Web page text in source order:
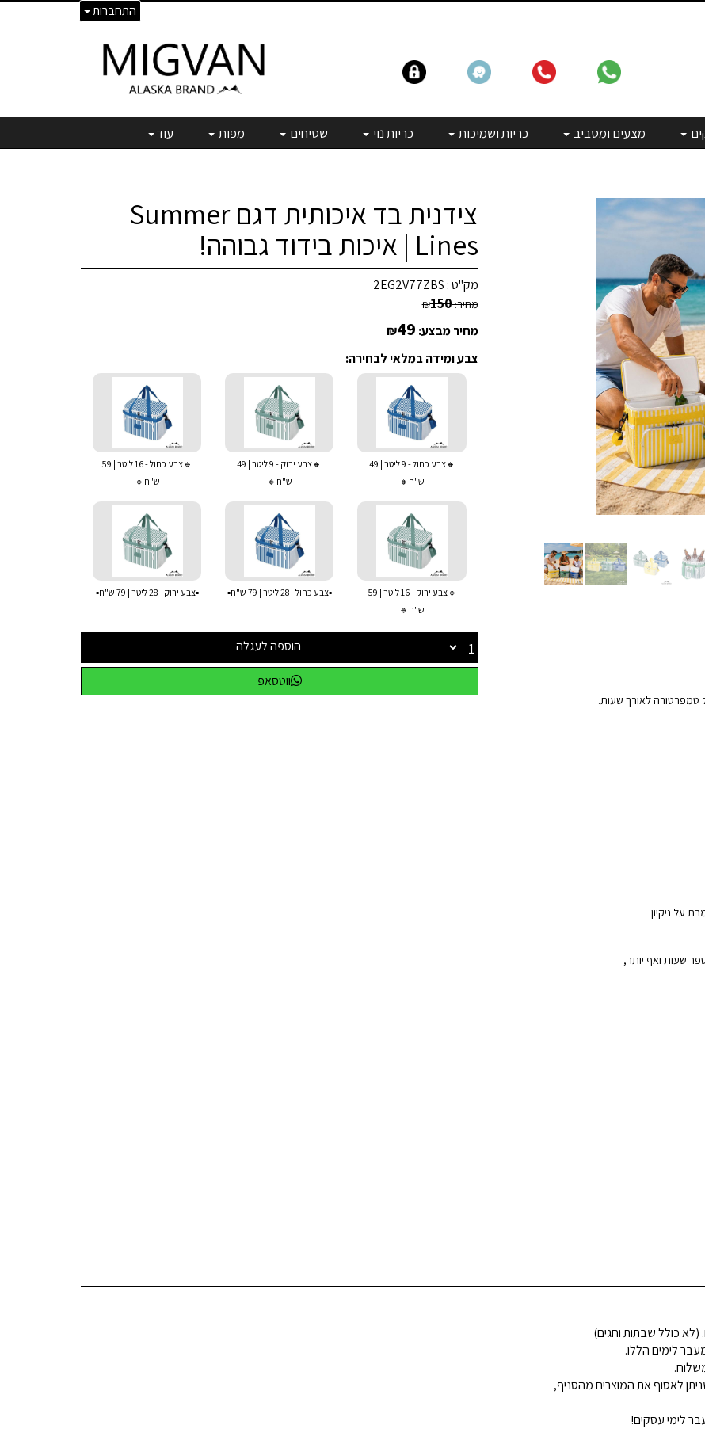
התחברות
מצעים ומסביב כריות ושמיכות כריות נוי שטיחים מפות עוד
צידנית בד איכותית דגם Summer
Lines | איכות בידוד גבוהה!
מק"ט : 2EG2V77ZBS
מחיר: ₪150
מחיר מבצע: ₪49
צבע ומידה במלאי לבחירה:
🔸צבע כחול - 9 ליטר | 49
ש"ח🔸
🔸צבע ירוק - 9 ליטר | 49
ש"ח🔸
🔹צבע כחול - 16 ליטר | 59
ש"ח🔹
🔹צבע ירוק - 16 ליטר | 59
ש"ח🔹
▫️צבע כחול - 28 ליטר | 79 ש"ח▫️ ▫️צבע ירוק - 28 ליטר | 79 ש"ח▫️
הוספה לעגלה
ווטסאפ
טמפרטורה לאורך שעות.
על ניקיון
שעות ואף יותר,
לימים הללו.
לאסוף את המוצרים מהסניף,
לימי עסקים!